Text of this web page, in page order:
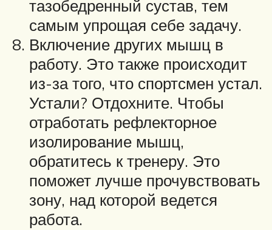
тазобедренный сустав, тем
самым упрощая себе задачу.
Включение других мышц в
работу. Это также происходит
из-за того, что спортсмен устал.
Устали? Отдохните. Чтобы
отработать рефлекторное
изолирование мышц,
обратитесь к тренеру. Это
поможет лучше прочувствовать
зону, над которой ведется
работа.